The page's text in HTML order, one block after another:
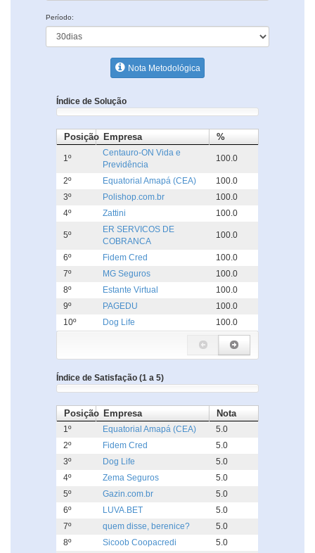
Período:
Nota Metodológica
Índice de Solução
Posição Empresa %
1º
Centauro-ON Vida e
Previdência
100.0
2º Equatorial Amapá (CEA)
100.0
3º
Polishop.com.br
100.0
4º
Zattini 100.0
5º
ER SERVICOS DE
COBRANCA
100.0
6º Fidem Cred
100.0
7º
MG Seguros
100.0
8º
Estante Virtual
100.0
9º
PAGEDU
100.0
10º
Dog Life 100.0
Índice de Satisfação (1 a 5)
Posição Empresa Nota
1º Equatorial Amapá (CEA)
5.0
2º
Fidem Cred
5.0
3º
Dog Life
5.0
4º
Zema Seguros
5.0
5º
Gazin.com.br
5.0
6º
LUVA.BET
5.0
7º
quem disse, berenice?
5.0
8º
Sicoob Coopacredi
5.0